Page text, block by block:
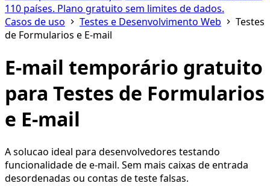
110 países. Plano gratuito sem limites de dados.
Casos de uso
Testes e Desenvolvimento Web
Testes
de Formularios e E-mail
E-mail temporário gratuito
para Testes de Formularios
e E-mail
A solucao ideal para desenvolvedores testando
funcionalidade de e-mail. Sem mais caixas de entrada
desordenadas ou contas de teste falsas.